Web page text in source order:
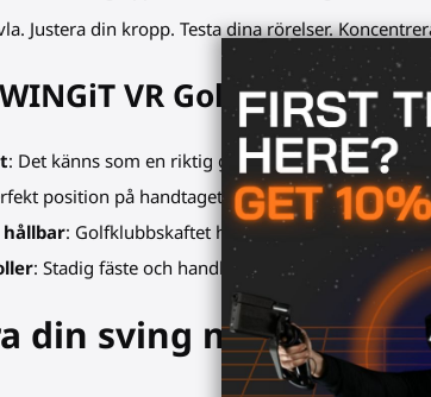
Justera din kropp. Testa dina rörelser.
VR Golfklubban så
: Det känns som en riktig golfklubba. Att hålla i en
position på handtaget, inga skakiga händer,
hållbar: Golfklubbskaftet har ett texturerat,
: Stadig fäste och handledsrem för att låsa
din sving med dessa